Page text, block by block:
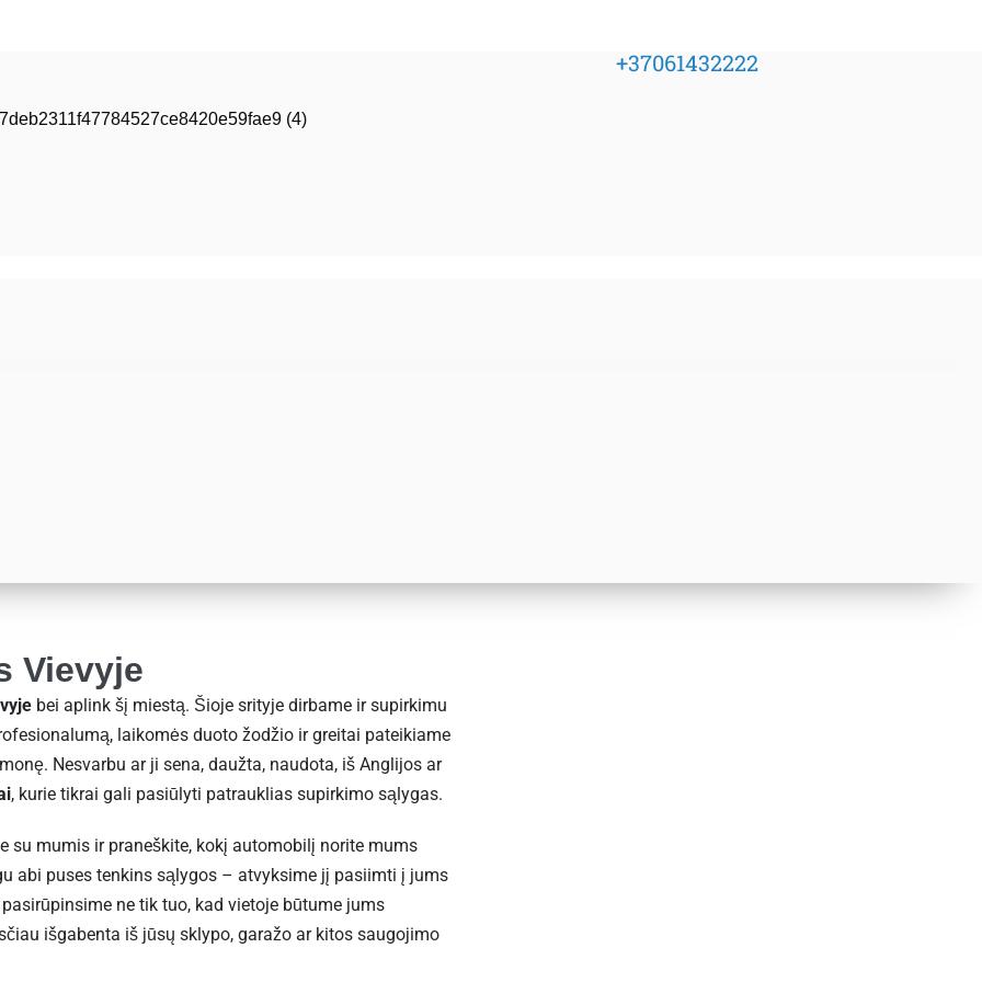
+37061432222
Vievyje
bei aplink šį miestą. Šioje srityje dirbame ir supirkimu
laikomės duoto žodžio ir greitai pateikiame
Nesvarbu ar ji sena, daužta, naudota, iš Anglijos ar
, kurie tikrai gali pasiūlyti patrauklias supirkimo sąlygas.
su mumis ir praneškite, kokį automobilį norite mums
abi puses tenkins sąlygos – atvyksime jį pasiimti į jums
pasirūpinsime ne tik tuo, kad vietoje būtume jums
išgabenta iš jūsų sklypo, garažo ar kitos saugojimo